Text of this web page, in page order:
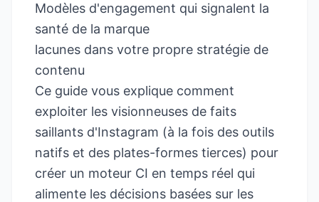
Modèles d'engagement qui signalent la
santé de la marque
lacunes dans votre propre stratégie de
contenu
Ce guide vous explique comment
exploiter les visionneuses de faits
saillants d'Instagram (à la fois des outils
natifs et des plates-formes tierces) pour
créer un moteur CI en temps réel qui
alimente les décisions basées sur les